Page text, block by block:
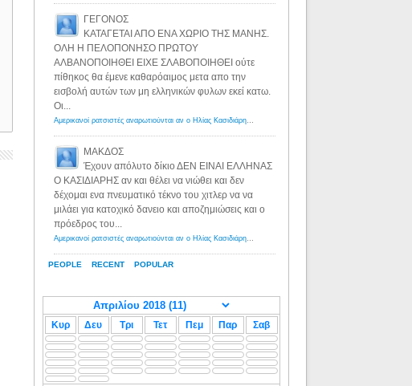
PEOPLE RECENT POPULAR
ΓΕΓΟΝΟΣ
ΚΑΤΑΓΕΤΑΙ ΑΠΟ ΕΝΑ ΧΩΡΙΟ ΤΗΣ ΜΑΝΗΣ.
ΟΛΗ Η ΠΕΛΟΠΟΝΗΣΟ ΠΡΩΤΟΥ
ΑΛΒΑΝΟΠΟΙΗΘΕΙ ΕΙΧΕ ΣΛΑΒΟΠΟΙΗΘΕΙ ούτε
πίθηκος θα έμενε καθαρόαιμος μετα απο την
εισβολή αυτών των μη ελληνικών φυλων εκεί κατω.
Οι...
Αμερικανοί ρατσιστές αναρωτιούνται αν ο Ηλίας Κασιδιάρης ανήκει στη λευκή φυλή... - Λόγιος Ερμής
ΜΑΚΔΟΣ
Έχουν απόλυτο δίκιο ΔΕΝ ΕΙΝΑΙ ΕΛΛΗΝΑΣ
Ο ΚΑΣΙΔΙΑΡΗΣ αν και θέλει να νιώθει και δεν
δέχομαι ενα πνευματικό τέκνο του χιτλερ να να
μιλάει για κατοχικό δανειο και αποζημιώσεις και ο
πρόεδρος του...
Αμερικανοί ρατσιστές αναρωτιούνται αν ο Ηλίας Κασιδιάρης ανήκει στη λευκή φυλή... - Λόγιος Ερμής
Κυρ Δευ Τρι Τετ Πεμ Παρ Σαβ